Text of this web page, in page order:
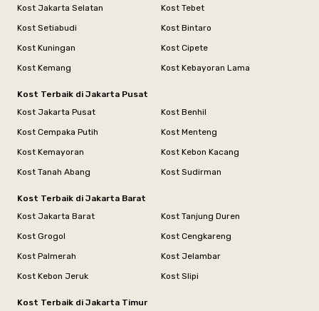
Kost Jakarta Selatan
Kost Tebet
Kost Setiabudi
Kost Bintaro
Kost Kuningan
Kost Cipete
Kost Kemang
Kost Kebayoran Lama
Kost Terbaik di Jakarta Pusat
Kost Jakarta Pusat
Kost Benhil
Kost Cempaka Putih
Kost Menteng
Kost Kemayoran
Kost Kebon Kacang
Kost Tanah Abang
Kost Sudirman
Kost Terbaik di Jakarta Barat
Kost Jakarta Barat
Kost Tanjung Duren
Kost Grogol
Kost Cengkareng
Kost Palmerah
Kost Jelambar
Kost Kebon Jeruk
Kost Slipi
Kost Terbaik di Jakarta Timur